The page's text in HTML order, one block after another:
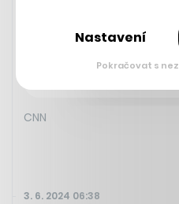
AFP a Reuters
náskokem zřejmě stala
kandidátka vládní strany
CNN
3. 6. 2024 06:38
Nastavení
Pokračovat s